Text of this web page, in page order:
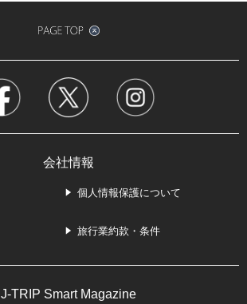
会社情報
個人情報保護について
旅行業約款・条件
J-TRIP Smart Magazine